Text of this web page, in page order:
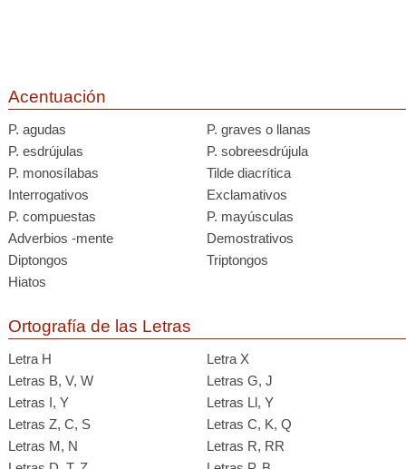
Acentuación
P. agudas
P. graves o llanas
P. esdrújulas
P. sobreesdrújula
P. monosílabas
Tilde diacrítica
Interrogativos
Exclamativos
P. compuestas
P. mayúsculas
Adverbios -mente
Demostrativos
Diptongos
Triptongos
Hiatos
Ortografía de las Letras
Letra H
Letra X
Letras B, V, W
Letras G, J
Letras I, Y
Letras Ll, Y
Letras Z, C, S
Letras C, K, Q
Letras M, N
Letras R, RR